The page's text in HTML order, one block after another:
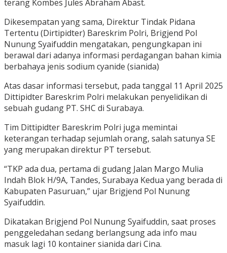
terang Kombes Jules Abraham Abast.
Dikesempatan yang sama, Direktur Tindak Pidana
Tertentu (Dirtipidter) Bareskrim Polri, Brigjend Pol
Nunung Syaifuddin mengatakan, pengungkapan ini
berawal dari adanya informasi perdagangan bahan kimia
berbahaya jenis sodium cyanide (sianida)
Atas dasar informasi tersebut, pada tanggal 11 April 2025
Dittipidter Bareskrim Polri melakukan penyelidikan di
sebuah gudang PT. SHC di Surabaya.
Tim Dittipidter Bareskrim Polri juga memintai
keterangan terhadap sejumlah orang, salah satunya SE
yang merupakan direktur PT tersebut.
“TKP ada dua, pertama di gudang Jalan Margo Mulia
Indah Blok H/9A, Tandes, Surabaya Kedua yang berada di
Kabupaten Pasuruan,” ujar Brigjend Pol Nunung
Syaifuddin.
Dikatakan Brigjend Pol Nunung Syaifuddin, saat proses
penggeledahan sedang berlangsung ada info mau
masuk lagi 10 kontainer sianida dari Cina.